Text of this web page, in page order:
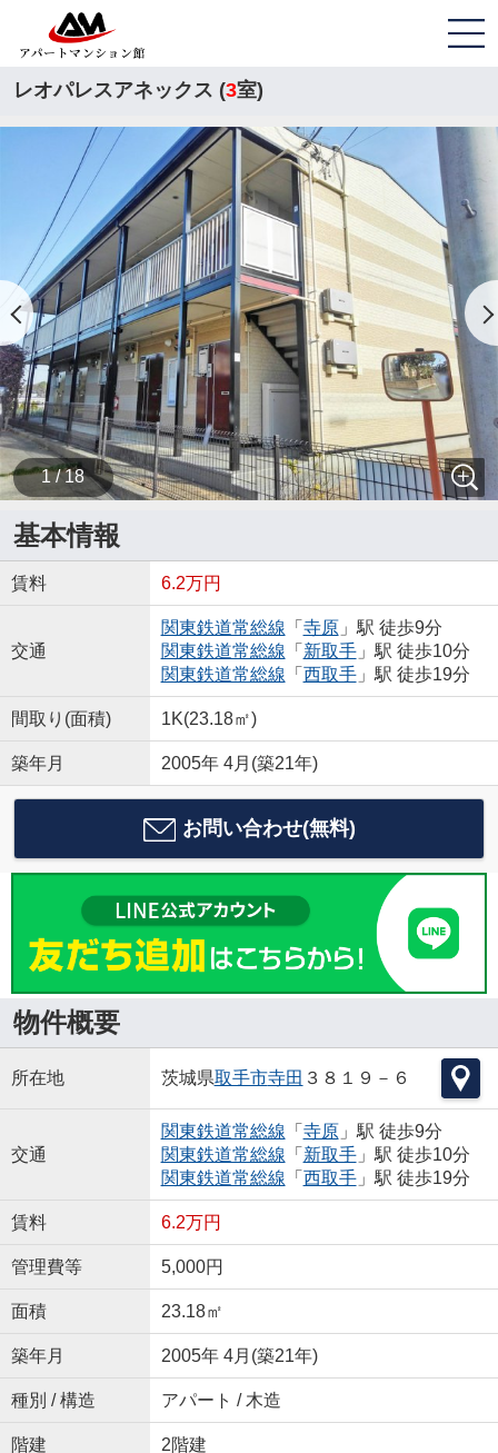
レオパレスアネックス (3室)
1 / 18
基本情報
賃料 6.2万円
交通
関東鉄道常総線 「 寺原」駅 徒歩9分
関東鉄道常総線 「 新取手」駅 徒歩10分
関東鉄道常総線 「 西取手」駅 徒歩19分
間取り(面積) 1K(23.18㎡)
築年月 2005年 4月(築21年)
お問い合わせ(無料)
物件概要
所在地 茨城県取手市寺田 ３８１９－６
交通
関東鉄道常総線 「 寺原」駅 徒歩9分
関東鉄道常総線 「 新取手」駅 徒歩10分
関東鉄道常総線 「 西取手」駅 徒歩19分
賃料 6.2万円
管理費等 5,000円
面積 23.18㎡
築年月 2005年 4月(築21年)
種別 / 構造 アパート / 木造
階建 2階建